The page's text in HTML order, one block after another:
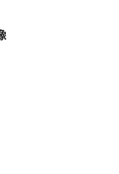
によるログ分析では、増大
ない課題に直面していま
（自律型SOC）への移
社の次世代SOCプ
支援を行っています。導入
的なプロダクトに取り組
す。